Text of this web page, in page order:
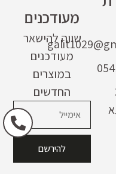
מעודכנים
שווה להישאר
מעודכנים
במוצרים
החדשים
להירשם